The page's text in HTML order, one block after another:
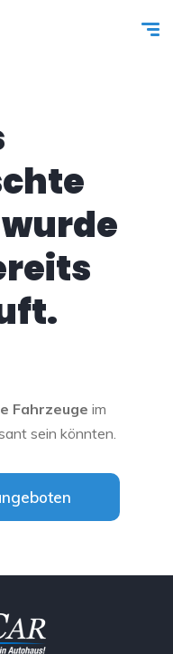
Fahrzeuge im
sein könnten.